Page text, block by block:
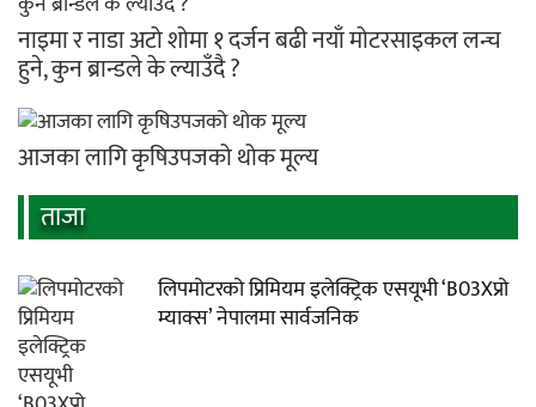
नाइमा र नाडा अटो शोमा १ दर्जन बढी नयाँ मोटरसाइकल लन्च
हुने, कुन ब्रान्डले के ल्याउँदै ?
आजका लागि कृषिउपजको थोक मूल्य
ताजा
लिपमोटरको प्रिमियम इलेक्ट्रिक एसयूभी ‘B03Xप्रो
म्याक्स’ नेपालमा सार्वजनिक